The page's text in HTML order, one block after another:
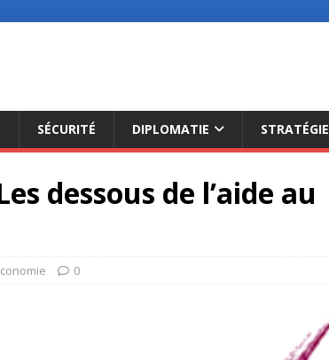
SÉCURITÉ DIPLOMATIE STRATÉGIE
dessous de l’aide au
0